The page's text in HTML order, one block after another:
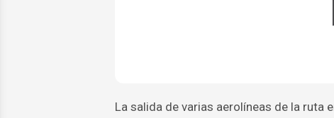
La salida de varias aerolíneas de la ruta